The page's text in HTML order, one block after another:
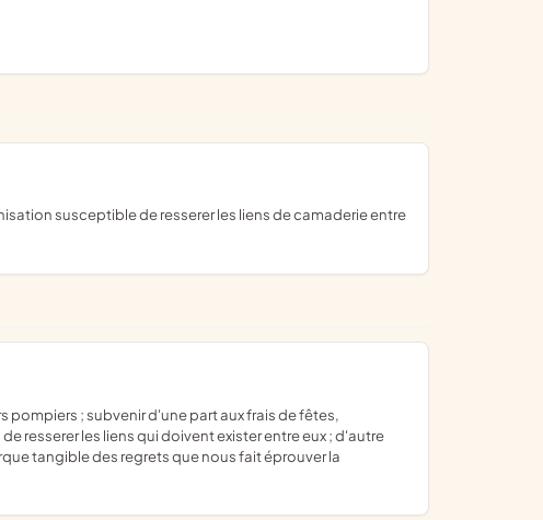
resserer les liens qui doivent exister entre eux ; d'autre
tangible des regrets que nous fait éprouver la